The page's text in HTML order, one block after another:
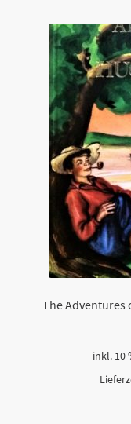
The Adventures
inkl. 10